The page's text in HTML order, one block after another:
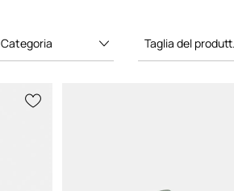
per il suo
e facile da
è diventato
la sua estetica
Categoria Taglia del produttore